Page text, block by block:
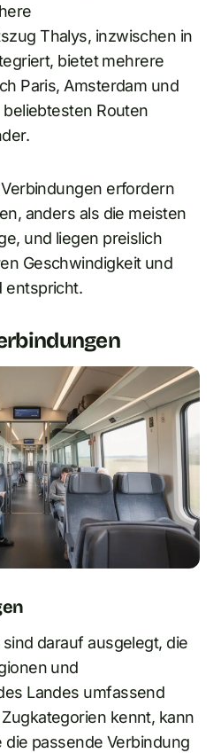
Thalys, inzwischen in
bietet mehrere
Paris, Amsterdam und
Routen
erfordern
anders als die meisten
und liegen preislich
Geschwindigkeit und
entspricht.
darauf ausgelegt, die
und
Landes umfassend
kennt, kann
die passende Verbindung